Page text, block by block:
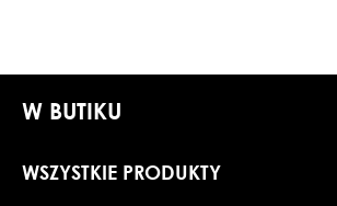
W BUTIKU
WSZYSTKIE PRODUKTY